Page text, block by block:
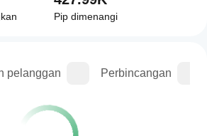
pelanggan Perbincangan
Pip dimenangi